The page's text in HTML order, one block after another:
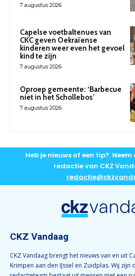
7 augustus 2026
Capelse voetbaltenues van
CKC geven Oekraïense
kinderen weer even het gevoel
kind te zijn
7 augustus 2026
Oproep gemeente: ‘Barbecue
niet in het Schollebos’
7 augustus 2026
Heb je nieuws of een tip?
redactie van CKZ
CKZ Vandaag
CKZ Vandaag brengt het nieuws van en uit
Krimpen aan den IJssel en Zuidplas. Wij zijn